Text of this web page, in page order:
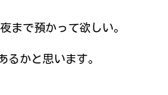
まで預かって欲しい。
るかと思います。